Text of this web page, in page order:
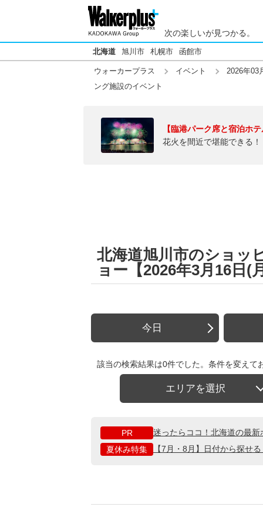
次の楽しいが見つかる。
北海道 旭川市 札幌市 函館市
ウォーカープラス イベント
2026年03
ング施設のイベント
【臨港パーク席と宿泊ホ
花火を間近で堪能できる
北海道旭川市のショッ
ョー【2026年3月16日(
今日
該当の検索結果は0件でした。条件を変えて
エリアを選択
PR
迷ったらココ！北海道の最
夏休み特集
【7月・8月】日付から探せ